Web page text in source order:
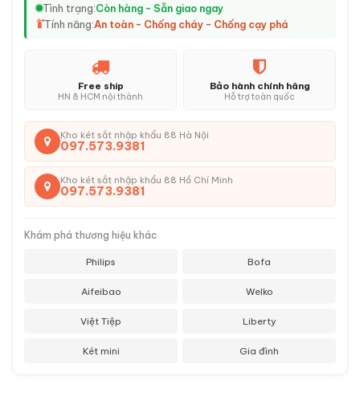
Tình trạng:Còn hàng - Sẵn giao ngay
Tính năng:An toàn - Chống cháy - Chống cạy phá
Free ship
HN & HCM nội thành
Bảo hành chính hãng
Hỗ trợ toàn quốc
Kho két sắt nhập khẩu 88 Hà Nội
097.573.9381
Kho két sắt nhập khẩu 88 Hồ Chí Minh
097.573.9381
Khám phá thương hiệu khác
Philips Bofa
Aifeibao Welko
Việt Tiệp Liberty
Két mini Gia đình